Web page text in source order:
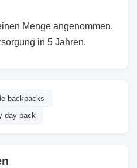
Menge angenommen.
in 5 Jahren.
backpacks
day pack